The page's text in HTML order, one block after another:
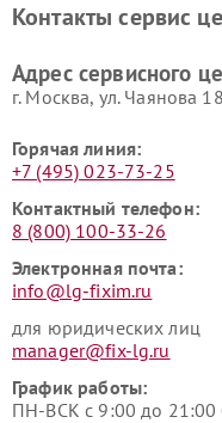
Ремонт морозильных
Контакты сервис
Адрес сервисного
г. Москва, ул. Чаянова 18
Горячая линия:
+7 (495) 023-73-25
Контактный телефон:
8 (800) 100-33-26
Электронная почта:
info@lg-fixim.ru
для юридических лиц
manager@fix-lg.ru
График работы:
ПН-ВСК с 9:00 до 21:00